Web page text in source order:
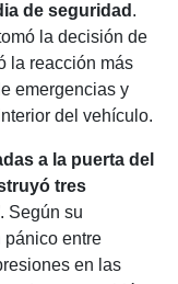
de seguridad .
la decisión de
la reacción más
emergencias y
del vehículo.
a la puerta del
tres
Según su
pánico entre
en las